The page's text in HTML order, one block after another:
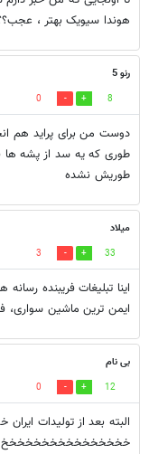
هوندا سیویک بهتر ،
رنو 5
8
0
دوست من برای پراید هم
طوری که یه سد از پشه ها
طوریش نشده
میلاد
33
3
اینا تبلیغات فریبنده
ایمن ترین ماشین سواری،
بی نام
12
0
البته بعد از تولیدات ایران
خخخخخخخخخخخخخخخخ